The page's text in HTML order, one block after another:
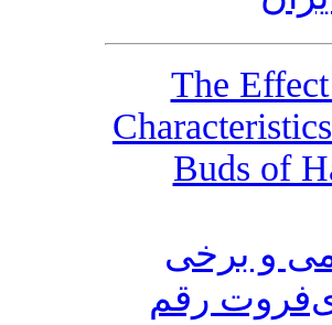
The
Buds of
و برخی
رقم